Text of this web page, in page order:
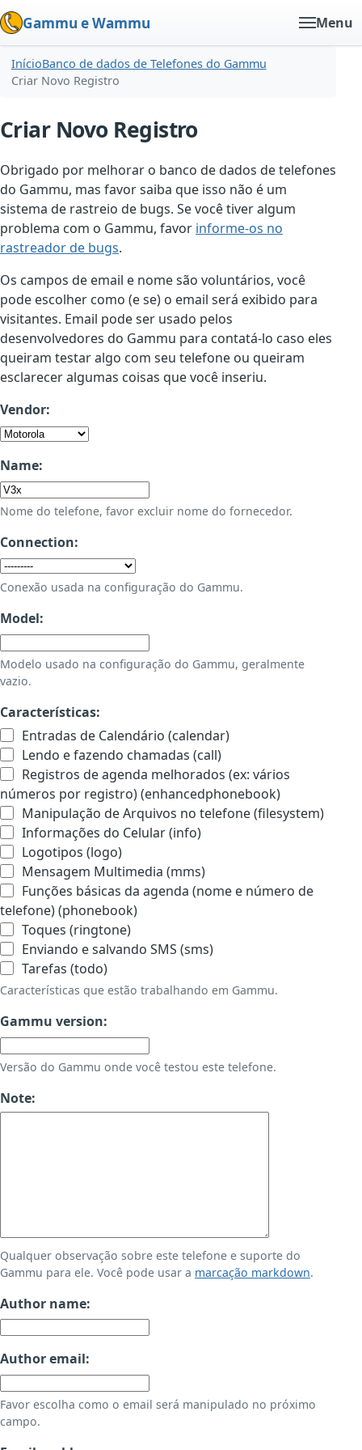
Gammu e Wammu Menu
InícioBanco de dados de Telefones do Gammu
Criar Novo Registro
Criar Novo Registro
Obrigado por melhorar o banco de dados de telefones
do Gammu, mas favor saiba que isso não é um
sistema de rastreio de bugs. Se você tiver algum
problema com o Gammu, favor informe-os no
rastreador de bugs.
Os campos de email e nome são voluntários, você
pode escolher como (e se) o email será exibido para
visitantes. Email pode ser usado pelos
desenvolvedores do Gammu para contatá-lo caso eles
queiram testar algo com seu telefone ou queiram
esclarecer algumas coisas que você inseriu.
Vendor:
Name:
Nome do telefone, favor excluir nome do fornecedor.
Connection:
Conexão usada na configuração do Gammu.
Model:
Modelo usado na configuração do Gammu, geralmente
vazio.
Características:
Entradas de Calendário (calendar)
Lendo e fazendo chamadas (call)
Registros de agenda melhorados (ex: vários
números por registro) (enhancedphonebook)
Manipulação de Arquivos no telefone (filesystem)
Informações do Celular (info)
Logotipos (logo)
Mensagem Multimedia (mms)
Funções básicas da agenda (nome e número de
telefone) (phonebook)
Toques (ringtone)
Enviando e salvando SMS (sms)
Tarefas (todo)
Características que estão trabalhando em Gammu.
Gammu version:
Versão do Gammu onde você testou este telefone.
Note:
Qualquer observação sobre este telefone e suporte do
Gammu para ele. Você pode usar a marcação markdown.
Author name:
Author email:
Favor escolha como o email será manipulado no próximo
campo.